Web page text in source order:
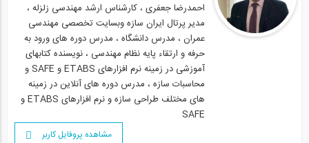
احمدرضا جعفری ، کارشناس ارشد مهندسی زلزله ،
مدیر پرتال ایران سازه وبسایت تخصصی مهندسی
عمران ، مدرس دانشگاه ، مدرس دوره های ورود به
حرفه و ارتقاء پایه نظام مهندسی ، نویسنده کتابهای
آموزشی در زمینه نرم افزارهای ETABS و SAFE و
محاسبات سازه ، مدرس دوره های آنلاین در زمینه
های مختلف طراحی سازه و نرم افزارهای ETABS و
SAFE
مشاهده پروفایل کاربر